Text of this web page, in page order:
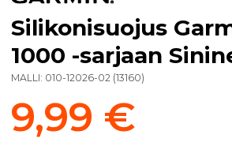
Silikonisuojus
1000 -sarjaan
MALLI: 010-12026-02 (13160)
9,99 €